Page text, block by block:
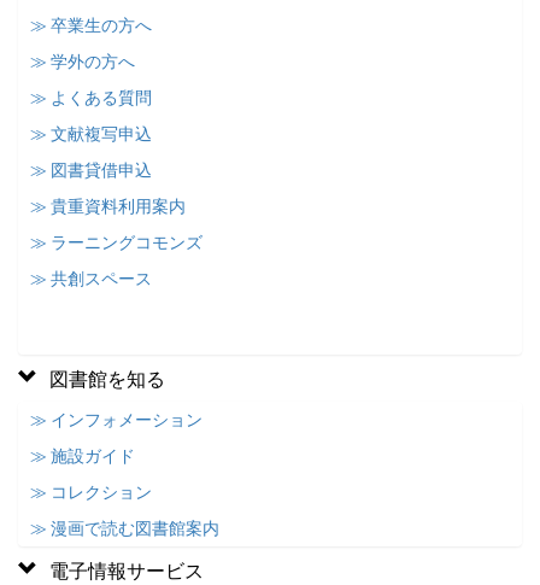
≫ 卒業生の方へ
≫ 学外の方へ
≫ よくある質問
≫ 文献複写申込
≫ 図書貸借申込
≫ 貴重資料利用案内
≫ ラーニングコモンズ
≫ 共創スペース
図書館を知る
≫ インフォメーション
≫ 施設ガイド
≫ コレクション
≫ 漫画で読む図書館案内
電子情報サービス